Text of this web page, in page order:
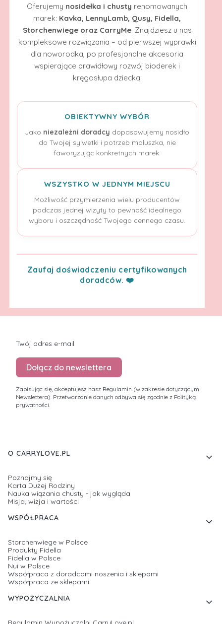
Oferujemy nosidełka i chusty renomowanych
marek: Kavka, LennyLamb, Qusy, Fidella,
Storchenwiege oraz CarryMe. Znajdziesz u nas
kompleksowe rozwiązania – od pierwszej wyprawki
dla noworodka, po profesjonalne akcesoria
wspierające prawidłowy rozwój bioderek i
kręgosłupa dziecka.
OBIEKTYWNY WYBÓR
Jako niezależni doradcy dopasowujemy nosidło
do Twojej sylwetki i potrzeb maluszka, nie
faworyzując konkretnych marek.
WSZYSTKO W JEDNYM MIEJSCU
Możliwość przymierzenia wielu producentów
podczas jednej wizyty to pewność idealnego
wyboru i oszczędność Twojego cennego czasu.
Zaufaj doświadczeniu certyfikowanych
doradców. ❤️
Twój adres e-mail
Dołącz do newslettera
Zapisując się, akceptujesz nasz Regulamin (w zakresie dotyczącym
Newslettera). Przetwarzanie danych odbywa się zgodnie z Polityką
prywatności.
Linki w stopce
O CARRYLOVE.PL
Poznajmy się
Karta Dużej Rodziny
Nauka wiązania chusty - jak wygląda
Misja, wizja i wartości
WSPÓŁPRACA
Storchenwiege w Polsce
Produkty Fidella
Fidella w Polsce
Nui w Polsce
Współpraca z doradcami noszenia i sklepami
Współpraca ze sklepami
WYPOŻYCZALNIA